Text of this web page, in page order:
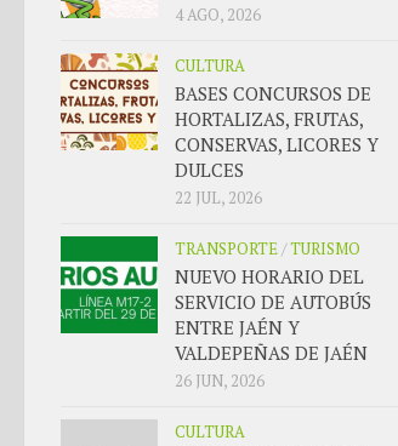
4 AGO, 2026
CULTURA
BASES CONCURSOS DE
HORTALIZAS, FRUTAS,
CONSERVAS, LICORES Y
DULCES
22 JUL, 2026
TRANSPORTE/TURISMO
NUEVO HORARIO DEL
SERVICIO DE AUTOBÚS
ENTRE JAÉN Y
VALDEPEÑAS DE JAÉN
26 JUN, 2026
CULTURA